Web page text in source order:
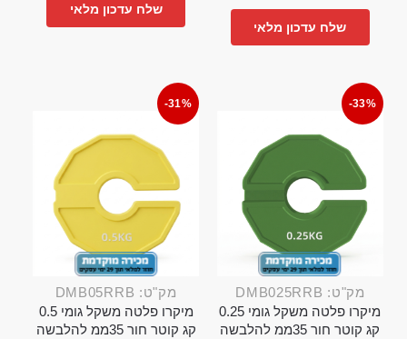
שלח עדכון מלאי
שלח עדכון מלאי
-33%
מק"ט: DMB025RRB
מיקרו פלטה משקל גומי 0.25
קג קוטר חור 35ממ להלבשה
-31%
מק"ט: DMB05RRB
מיקרו פלטה משקל גומי 0.5
קג קוטר חור 35ממ להלבשה